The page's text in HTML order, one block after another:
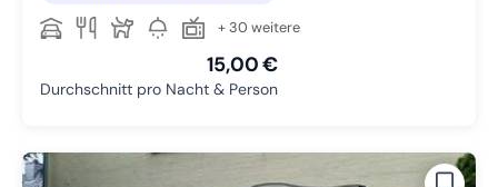
+ 30 weitere
15,00 €
Durchschnitt pro Nacht & Person